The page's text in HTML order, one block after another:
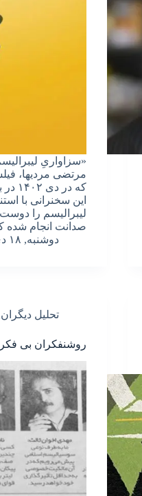
«سزاواریِ
مرتضی مردیها،
که
این سخنرانی با
لیبرالیسم را
صدانت انجام شده
دوشنبه, ۱۸ دی ۱۴۰۲ – ۱۴:۵۵
تحلیل دیگران
روشنفکران بی